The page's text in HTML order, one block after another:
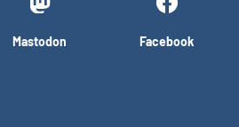
Mastodon Facebook